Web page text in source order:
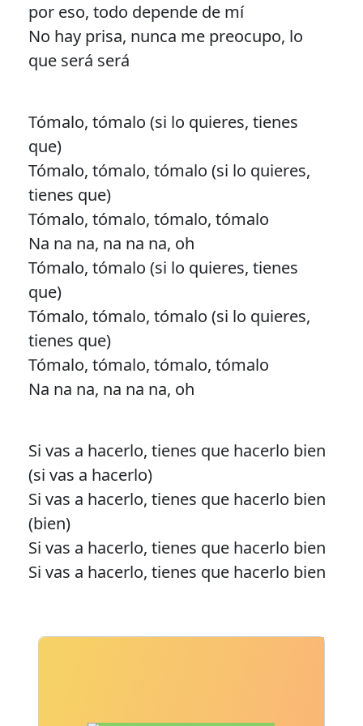
por eso, todo depende de mí
No hay prisa, nunca me preocupo, lo
que será será
Tómalo, tómalo (si lo quieres, tienes
que)
Tómalo, tómalo, tómalo (si lo quieres,
tienes que)
Tómalo, tómalo, tómalo, tómalo
Na na na, na na na, oh
Tómalo, tómalo (si lo quieres, tienes
que)
Tómalo, tómalo, tómalo (si lo quieres,
tienes que)
Tómalo, tómalo, tómalo, tómalo
Na na na, na na na, oh
Si vas a hacerlo, tienes que hacerlo bien
(si vas a hacerlo)
Si vas a hacerlo, tienes que hacerlo bien
(bien)
Si vas a hacerlo, tienes que hacerlo bien
Si vas a hacerlo, tienes que hacerlo bien